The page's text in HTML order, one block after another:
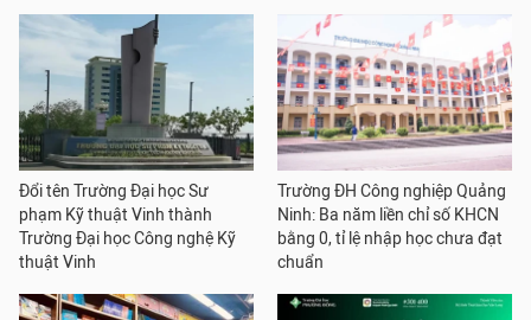
Đổi tên Trường Đại học Sư
phạm Kỹ thuật Vinh thành
Trường Đại học Công nghệ Kỹ
thuật Vinh
Trường ĐH Công nghiệp Quảng
Ninh: Ba năm liền chỉ số KHCN
bằng 0, tỉ lệ nhập học chưa đạt
chuẩn